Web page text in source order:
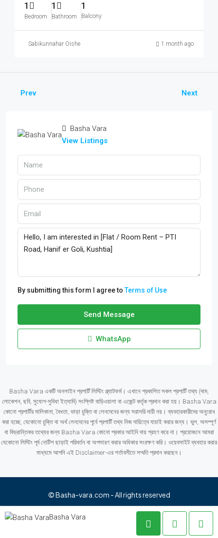
1
Bedroom
1
Bathroom
1
Balcony
Sabikunnahar Oishe 1 month ago
Prev Next
Basha Vara
View Listings
By submitting this form I agree toTerms of Use
Send Message
WhatsApp
Basha Vara একটি অনলাইন প্রপার্টি লিস্টিং প্ল্যাটফর্ম। এখানে প্রকাশিত সকল প্রপার্টি তথ্য (দাম,
লোকেশন, ছবি, সুযোগ-সুবিধা ইত্যাদি) সংশ্লিষ্ট বাড়িওয়ালা বা এজেন্ট কর্তৃক প্রদান করা হয়। Basha Vara
কোনো প্রপার্টির মালিকানা, বৈধতা, ভাড়া চুক্তি বা লেনদেনের জন্য সরাসরি দায়ী নয়। ব্যবহারকারীদের অনুরোধ
করা হচ্ছে, যেকোনো চুক্তি বা অর্থ লেনদেনের পূর্বে প্রপার্টি তথ্য নিজ দায়িত্বে যাচাই করার জন্য। ভুল, অসম্পূর্ণ
বা বিভ্রান্তিকর তথ্যের জন্য Basha Vara কোনো প্রকার আইনি দায় গ্রহণ করে না। প্রয়োজনে আমরা
যেকোনো লিস্টিং পূর্ব নোটিশ ছাড়াই পরিবর্তন বা অপসারণ করার অধিকার সংরক্ষণ করি। ওয়েবসাইট ব্যবহার করার
মাধ্যমে আপনি এই Disclaimer-এর শর্তাবলীতে সম্মতি প্রদান করছেন।
Basha Vara
© Basha-vara.com - All rights reserved